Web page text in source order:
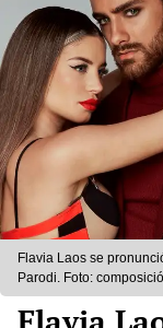
Flavia Laos se
Parodi. Foto:
LR/@FlaviaLaos/